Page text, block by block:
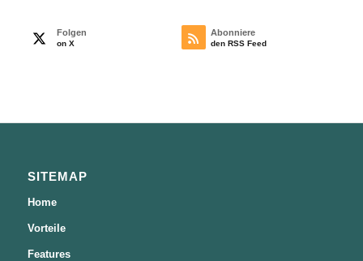
Folgen
on X
Abonniere
den RSS Feed
SITEMAP
Home
Vorteile
Features